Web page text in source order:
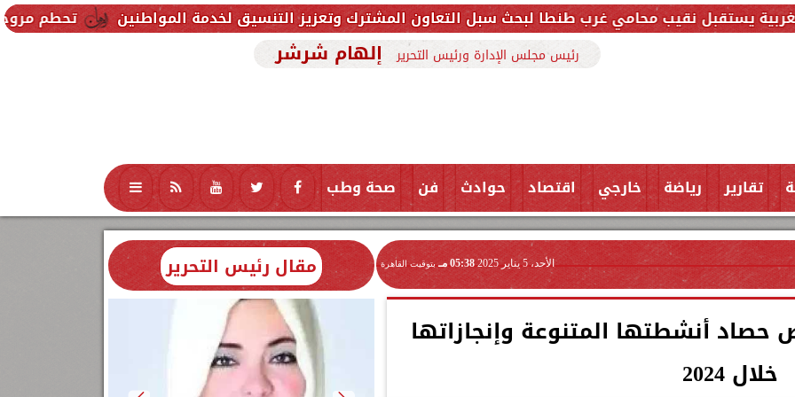
تحطم مروحية أثناء مكافحة غرب طنطا لبحث سبل التعاون المشترك وتعزيز التنسيق لخدمة المواطنين
رئيس مجلس الإدارة ورئيس التحرير إلهام شرشر
تقارير رياضة خارجي اقتصاد حوادث فن صحة وطب تكنولوجيا منوعات محافظات
الأحد، 5 يناير 2025 05:38 مـ بتوقيت القاهرة
حصاد أنشطتها المتنوعة وإنجازاتها
خلال 2024
مقال رئيس التحرير